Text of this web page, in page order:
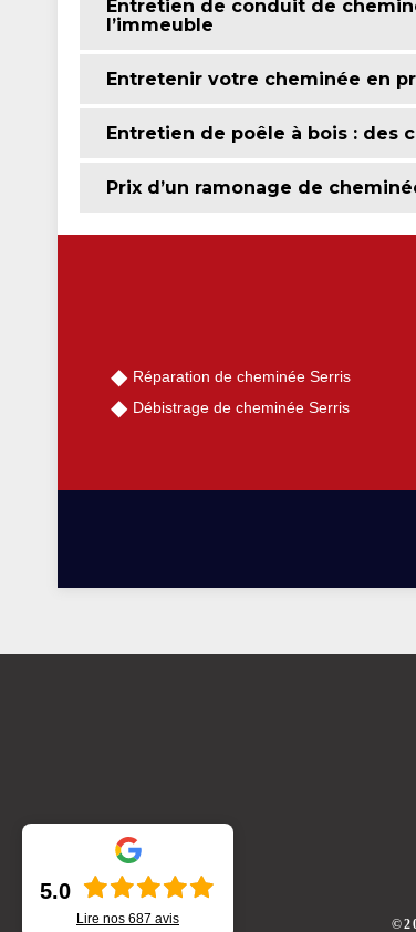
Entretien de conduit de
l’immeuble
Entretenir votre cheminée en
Entretien de poêle à bois : des
Prix d’un ramonage de
Réparation de cheminée Serris
Débistrage de cheminée Serris
5.0
Lire nos 687 avis